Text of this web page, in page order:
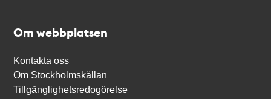
Om webbplatsen
Kontakta oss
Om Stockholmskällan
Tillgänglighetsredogörelse